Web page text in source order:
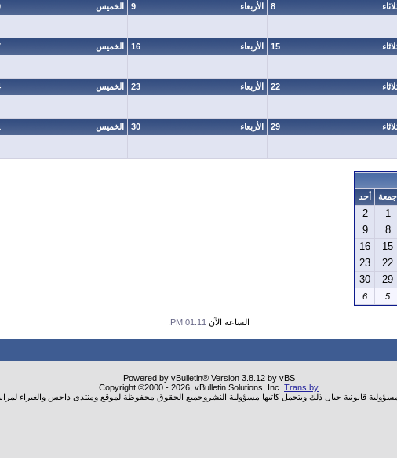
8
9 الأربعاء الخميس
15
16 الأربعاء الخميس
22
23 الأربعاء الخميس
29
30 الأربعاء الخميس
جمعة
أحد
1
2
8
9
15
16
22
23
29
30
5
6
الساعة الآن 01:11 PM
Powered by vBulletin® Version 3.8.12 by vBS
Copyright ©2000 - 2026, vBulletin Solutions, Inc. Trans by
قانونية حيال ذلك ويتحمل كاتبها مسؤولية النشروجميع الحقوق محفوظة لموقع ومنتدى داحس والغبراء